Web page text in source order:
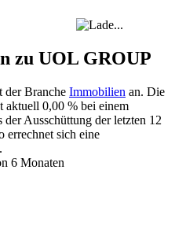
zu UOL GROUP
der Branche Immobilien an. Die
aktuell 0,00 % bei einem
der Ausschüttung der letzten 12
errechnet sich eine
.
6 Monaten